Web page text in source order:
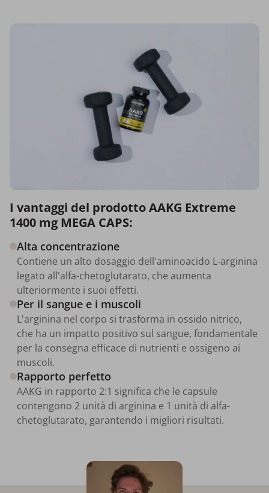
I vantaggi del prodotto AAKG Extreme
1400 mg MEGA CAPS:
Alta concentrazione
Contiene un alto dosaggio dell'aminoacido L-arginina
legato all'alfa-chetoglutarato, che aumenta
ulteriormente i suoi effetti.
Per il sangue e i muscoli
L'arginina nel corpo si trasforma in ossido nitrico,
che ha un impatto positivo sul sangue, fondamentale
per la consegna efficace di nutrienti e ossigeno ai
muscoli.
Rapporto perfetto
AAKG in rapporto 2:1 significa che le capsule
contengono 2 unità di arginina e 1 unità di alfa-
chetoglutarato, garantendo i migliori risultati.